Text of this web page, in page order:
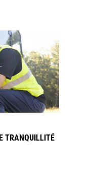
TRANQUILLITÉ